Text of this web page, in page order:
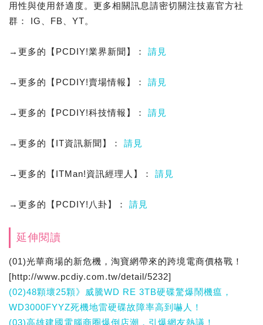
用性與使用舒適度。更多相關訊息請密切關注技嘉官方社
群： IG、FB、YT。
→更多的【PCDIY!業界新聞】： 請見
→更多的【PCDIY!賣場情報】： 請見
→更多的【PCDIY!科技情報】： 請見
→更多的【IT資訊新聞】： 請見
→更多的【ITMan!資訊經理人】： 請見
→更多的【PCDIY!八卦】： 請見
延伸閱讀
(01)光華商場的新危機，淘寶網帶來的跨境電商價格戰！
[http://www.pcdiy.com.tw/detail/5232]
(02)48顆壞25顆》威騰WD RE 3TB硬碟驚爆鬧機瘟，
WD3000FYYZ死機地雷硬碟故障率高到嚇人！
(03)高雄建國電腦商圈爆倒店潮，引爆網友熱議！